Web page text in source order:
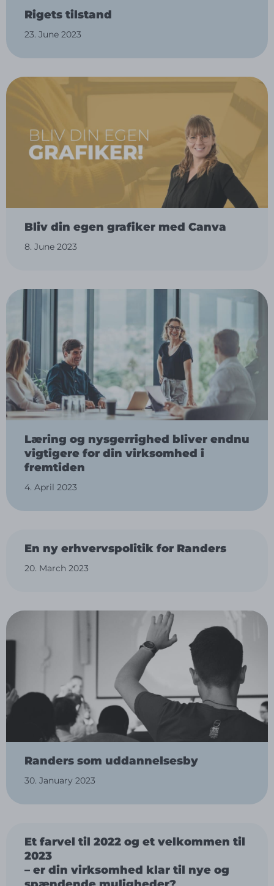
Rigets tilstand
23. June 2023
Bliv din egen grafiker med Canva
8. June 2023
Læring og nysgerrighed bliver endnu
vigtigere for din virksomhed i
fremtiden
4. April 2023
En ny erhvervspolitik for Randers
20. March 2023
Randers som uddannelsesby
30. January 2023
Et farvel til 2022 og et velkommen til
2023
– er din virksomhed klar til nye og